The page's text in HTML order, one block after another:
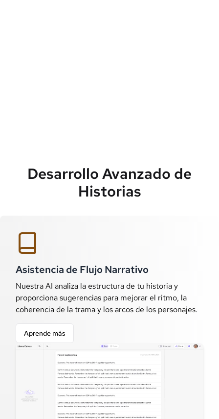
Desarrollo Avanzado de
Historias
Asistencia de Flujo Narrativo
Nuestra AI analiza la estructura de tu historia y
proporciona sugerencias para mejorar el ritmo, la
coherencia de la trama y los arcos de los personajes.
Aprende más